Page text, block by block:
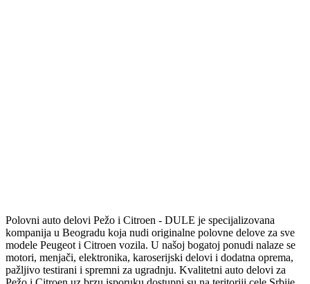
Polovni auto delovi Pežo i Citroen - DULE je specijalizovana
kompanija u Beogradu koja nudi originalne polovne delove za sve
modele Peugeot i Citroen vozila. U našoj bogatoj ponudi nalaze se
motori, menjači, elektronika, karoserijski delovi i dodatna oprema,
pažljivo testirani i spremni za ugradnju. Kvalitetni auto delovi za